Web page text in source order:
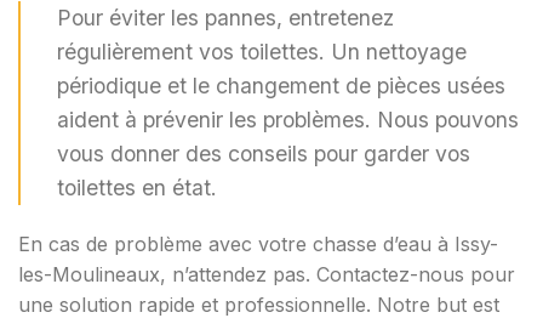
Pour éviter les pannes, entretenez
régulièrement vos toilettes. Un nettoyage
périodique et le changement de pièces usées
aident à prévenir les problèmes. Nous pouvons
vous donner des conseils pour garder vos
toilettes en état.
En cas de problème avec votre chasse d’eau à Issy-
les-Moulineaux, n’attendez pas. Contactez-nous pour
une solution rapide et professionnelle. Notre but est